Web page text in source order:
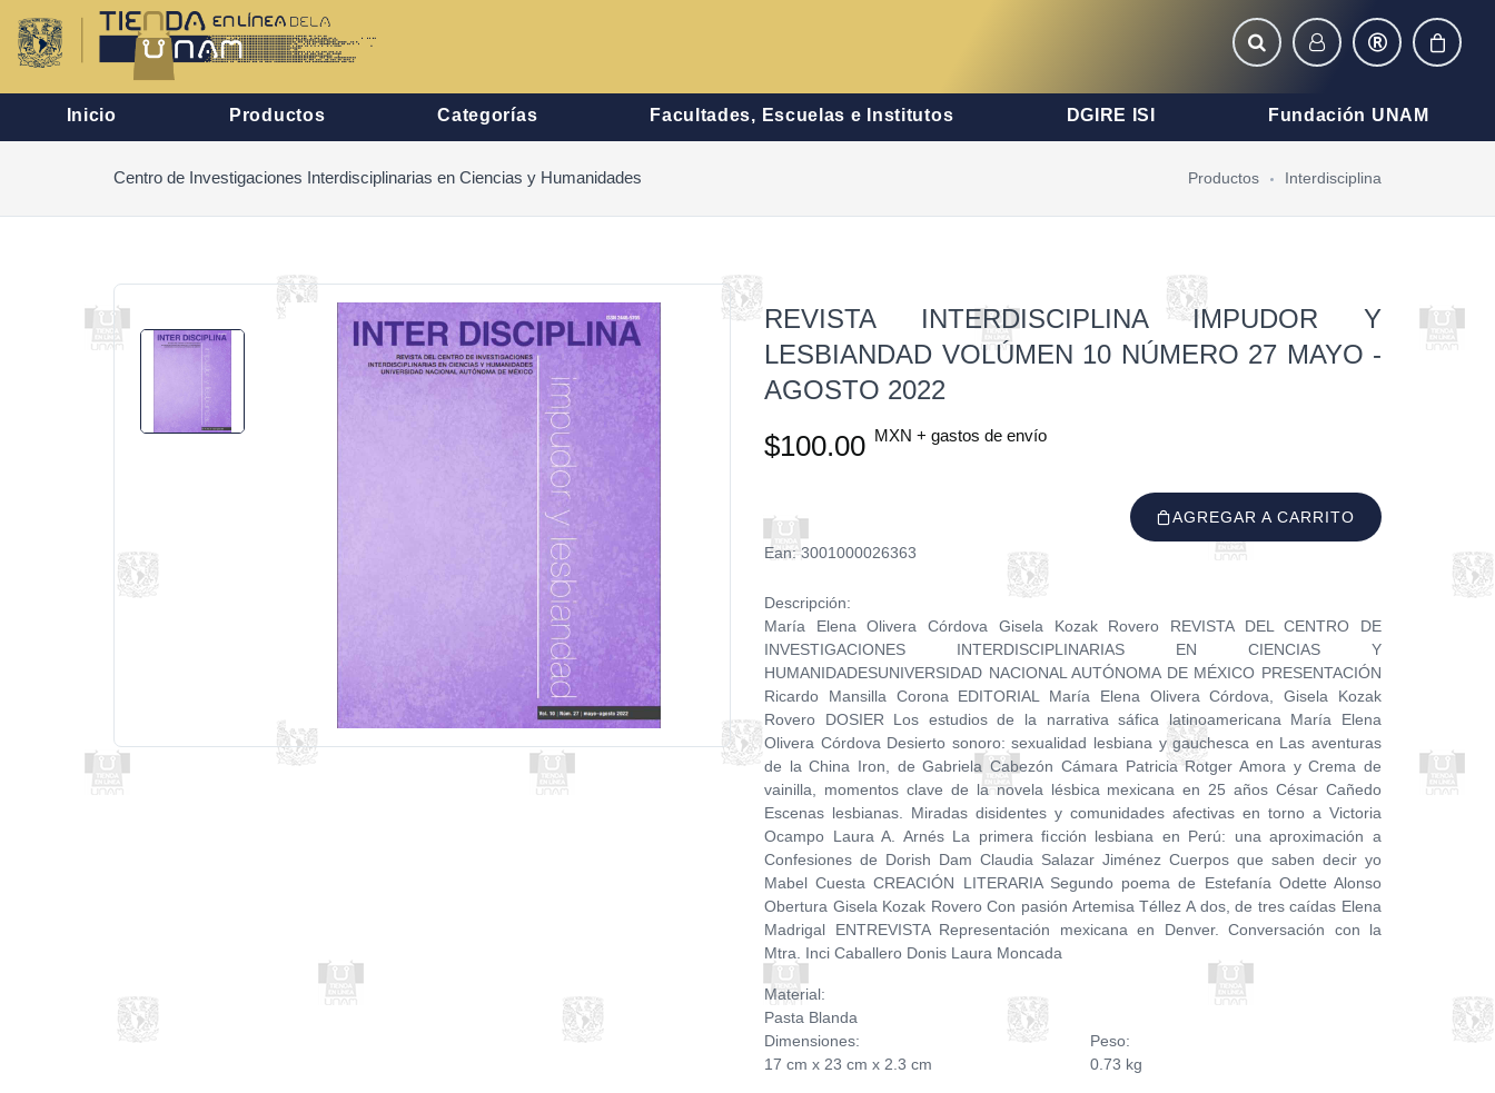
Inicio Productos Categorías Facultades, Escuelas e Institutos DGIRE ISI Fundación UNAM
Centro de Investigaciones Interdisciplinarias en Ciencias y Humanidades Productos Interdisciplina
REVISTA INTERDISCIPLINA IMPUDOR Y
LESBIANDAD VOLÚMEN 10 NÚMERO 27 MAYO -
AGOSTO 2022
$100.00 MXN + gastos de envío
AGREGAR A CARRITO
Ean: 3001000026363
Descripción:
María Elena Olivera Córdova Gisela Kozak Rovero REVISTA DEL CENTRO DE
INVESTIGACIONES INTERDISCIPLINARIAS EN CIENCIAS Y
HUMANIDADESUNIVERSIDAD NACIONAL AUTÓNOMA DE MÉXICO PRESENTACIÓN
Ricardo Mansilla Corona EDITORIAL María Elena Olivera Córdova, Gisela Kozak
Rovero DOSIER Los estudios de la narrativa sáfica latinoamericana María Elena
Olivera Córdova Desierto sonoro: sexualidad lesbiana y gauchesca en Las aventuras
de la China Iron, de Gabriela Cabezón Cámara Patricia Rotger Amora y Crema de
vainilla, momentos clave de la novela lésbica mexicana en 25 años César Cañedo
Escenas lesbianas. Miradas disidentes y comunidades afectivas en torno a Victoria
Ocampo Laura A. Arnés La primera ficción lesbiana en Perú: una aproximación a
Confesiones de Dorish Dam Claudia Salazar Jiménez Cuerpos que saben decir yo
Mabel Cuesta CREACIÓN LITERARIA Segundo poema de Estefanía Odette Alonso
Obertura Gisela Kozak Rovero Con pasión Artemisa Téllez A dos, de tres caídas Elena
Madrigal ENTREVISTA Representación mexicana en Denver. Conversación con la
Mtra. Inci Caballero Donis Laura Moncada
Material:
Pasta Blanda
Dimensiones:
17 cm x 23 cm x 2.3 cm
Peso:
0.73 kg